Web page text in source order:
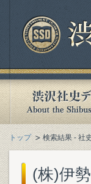
トップ 検索結果 - 社
(株)伊